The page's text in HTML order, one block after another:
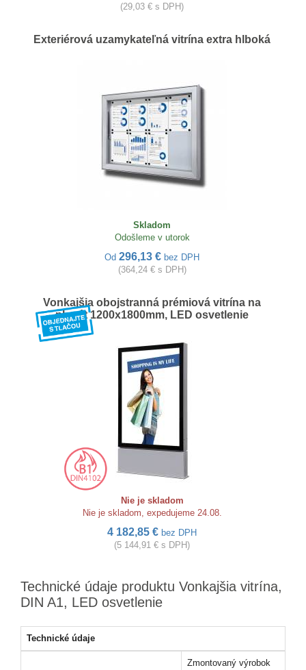
(29,03 € s DPH)
Exteriérová uzamykateľná vitrína extra hlboká
Skladom
Odošleme v utorok
Od 296,13 € bez DPH
(364,24 € s DPH)
Vonkajšia obojstranná prémiová vitrína na
plagát 1200x1800mm, LED osvetlenie
Nie je skladom
Nie je skladom, expedujeme 24.08.
4 182,85 € bez DPH
(5 144,91 € s DPH)
Technické údaje produktu Vonkajšia vitrína,
DIN A1, LED osvetlenie
Technické údaje
Zmontovaný výrobok